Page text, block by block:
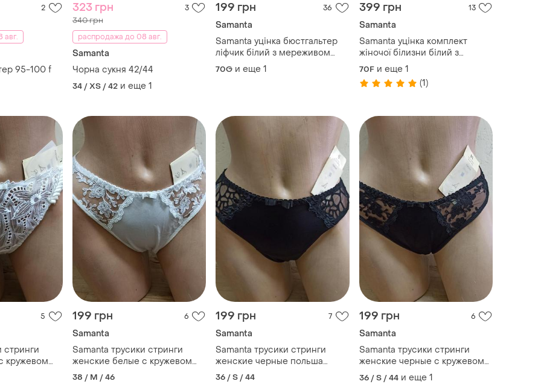
2
авг.
95-100 f
323 грн 3
340 грн
распродажа до 08 авг.
Samanta
Чорна сукня 42/44
34 / XS / 42 и еще 1
199 грн 36
Samanta
Samanta уцінка бюстгальтер
ліфчик білий з мереживом
70G и еще 1
399 грн 13
Samanta
Samanta уцінка комплект
жіночої білизни білий з
мереживом польща
70F и еще 1
(1)
5
стринги
кружевом
199 грн 6
Samanta
Samanta трусики стринги
женские белые с кружевом
польша размер м
38 / M / 46
199 грн 7
Samanta
Samanta трусики стринги
женские черные польша
размер s
36 / S / 44
199 грн 6
Samanta
Samanta трусики стринги
женские черные с кружевом
польша размер s, m
36 / S / 44 и еще 1